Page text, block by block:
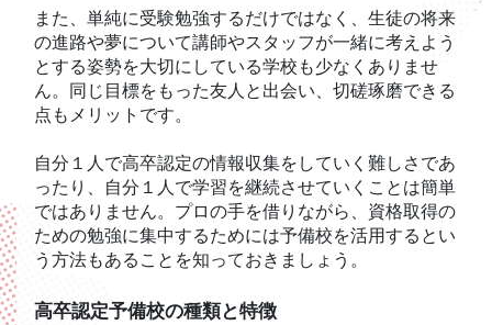
また、単純に受験勉強するだけではなく、生徒の将来
の進路や夢について講師やスタッフが一緒に考えよう
とする姿勢を大切にしている学校も少なくありませ
ん。同じ目標をもった友人と出会い、切磋琢磨できる
点もメリットです。
自分１人で高卒認定の情報収集をしていく難しさであ
ったり、自分１人で学習を継続させていくことは簡単
ではありません。プロの手を借りながら、資格取得の
ための勉強に集中するためには予備校を活用するとい
う方法もあることを知っておきましょう。
高卒認定予備校の種類と特徴